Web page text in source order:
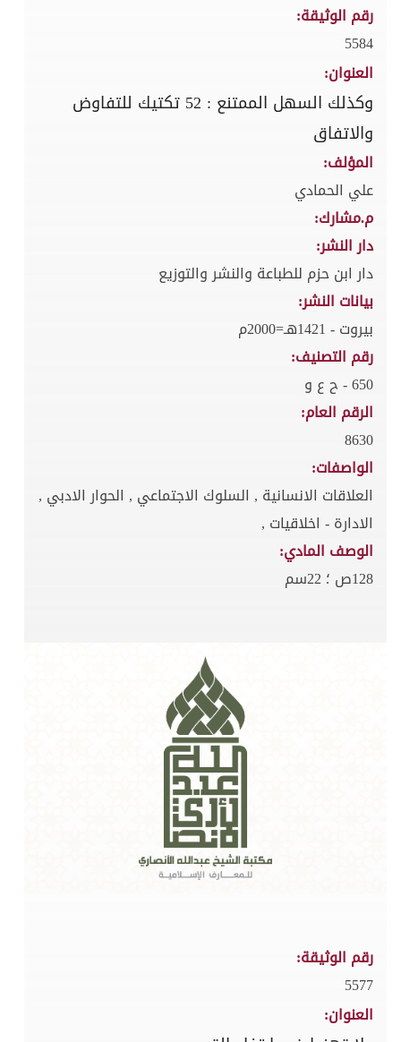
رقم الوثيقة:
5584
العنوان:
وكذلك السهل الممتنع : 52 تكتيك للتفاوض
والاتفاق
المؤلف:
علي الحمادي
م.مشارك:
دار النشر:
دار ابن حزم للطباعة والنشر والتوزيع
بيانات النشر:
بيروت - 1421هـ=2000م
رقم التصنيف:
650 - ح ع و
الرقم العام:
8630
الواصفات:
العلاقات الانسانية , السلوك الاجتماعي , الحوار الادبي ,
الادارة - اخلاقيات ,
الوصف المادي:
128ص ؛ 22سم
رقم الوثيقة:
5577
العنوان: